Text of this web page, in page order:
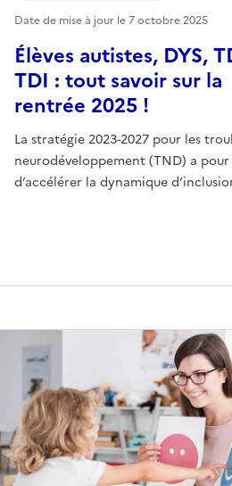
Élèves autistes, DYS,
TDI : tout savoir sur la
rentrée 2025 !
La stratégie 2023-2027 pour les
neurodéveloppement (TND) a
d’accélérer la dynamique
Date de mise à jour le7 octobre 2025